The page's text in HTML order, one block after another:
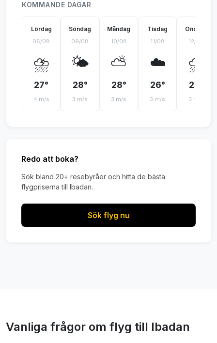
KOMMANDE DAGAR
Lördag
08/08
⛈️
27°
4 m/s
Söndag
09/08
🌤️
28°
3 m/s
Måndag
10/08
⛅
28°
3 m/s
Tisdag
11/08
☁️
26°
3 m/s
Onsdag
12/08
⛈️
27°
3 m/s
Redo att boka?
Sök bland 20+ resebyråer och hitta de bästa
flygpriserna till Ibadan.
Sök flyg nu
Vanliga frågor om flyg till Ibadan